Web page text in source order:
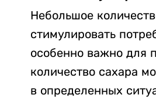
Небольшое
стимулировать
особенно важно для
количество сахара
в определенных